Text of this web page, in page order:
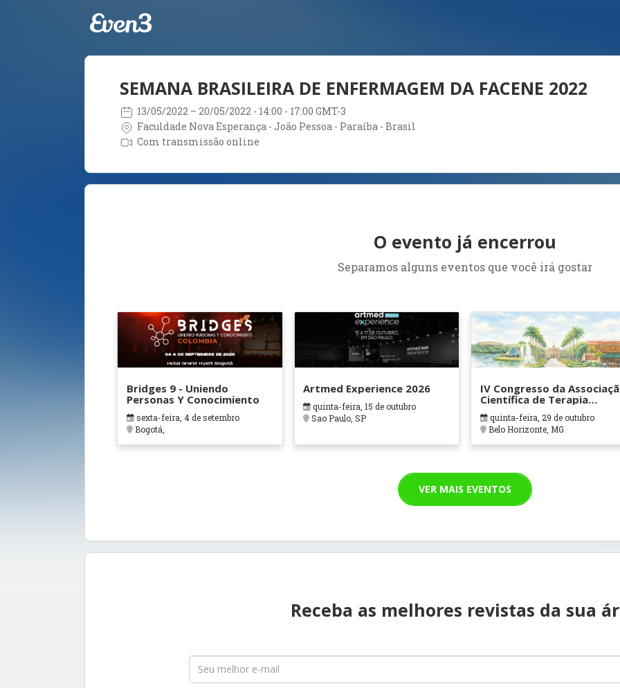
SEMANA BRASILEIRA DE ENFERMAGEM DA FACENE 2022
13/05/2022 – 20/05/2022 - 14:00 - 17:00 GMT-3
Faculdade Nova Esperança - João Pessoa - Paraíba - Brasil
Com transmissão online
O evento já encerrou
Separamos alguns eventos que você irá gostar
Bridges 9 - Uniendo
Personas Y Conocimiento
sexta-feira, 4 de setembro
Bogotá,
Artmed Experience 2026
quinta-feira, 15 de outubro
Sao Paulo, SP
IV Congresso da
Científica de Terapia
Ocupacional em Contextos
Hospitalares e Cuidados
Paliativos - ATOHOSP
quinta-feira, 29 de outubro
Belo Horizonte, MG
VER MAIS EVENTOS
Receba as melhores revistas da sua